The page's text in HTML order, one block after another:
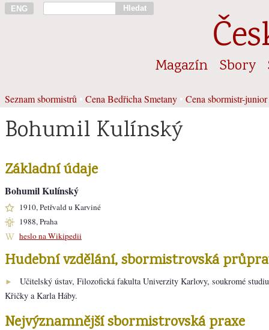
ENG Hledat
Magazín Sbory
Seznam sbormistrů Cena Bedřicha Smetany Cena sbormistr-junior
Bohumil Kulínský
Základní údaje
Bohumil Kulínský
1910, Petřvald u Karviné
1988, Praha
heslo na Wikipedii
Hudební vzdělání, sbormistrovská
►
Učitelský ústav, Filozofická fakulta Univerzity Karlovy, soukromé
Křičky a Karla Háby.
Nejvýznamnější sbormistrovská praxe